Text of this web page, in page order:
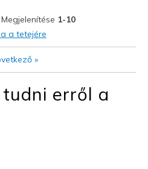
to width
to size
1-10
a tetejére
»
erről a